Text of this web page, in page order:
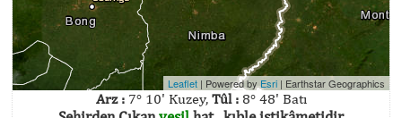
Leaflet | Powered byEsri | Earthstar Geographics
Arz :7° 10' Kuzey, Tûl :8° 48' Batı